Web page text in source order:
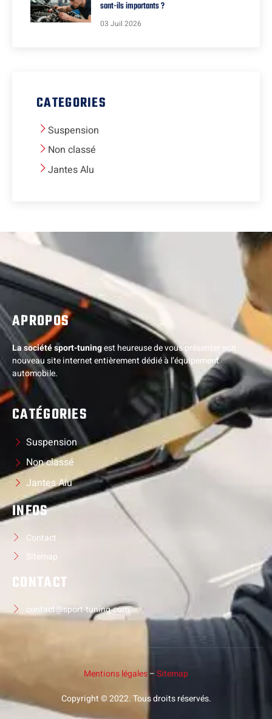
sont-ils importants ?
03 Juil 2026
CATEGORIES
Suspension
Non classé
Jantes Alu
APROPOS
La société sport-tuningest heureuse de vous présenter son
nouveau site internet entièrement dédié à l’équipement
automobile.
CATÉGORIES
Suspension
Non classé
Jantes Alu
INFOS
Contact
Sitemap
CONTACT
contact@sport-tuning.com
Mentions légales–Sitemap
Copyright © 2022. Tous droits réservés.